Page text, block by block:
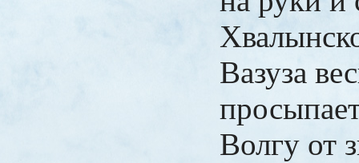
Вазуза
Волгу от